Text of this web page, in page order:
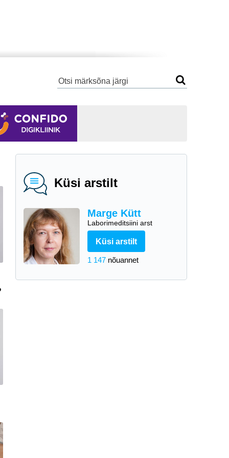
Küsi arstilt
Marge Kütt
Laborimeditsiini arst
Küsi arstilt
1 147 nõuannet